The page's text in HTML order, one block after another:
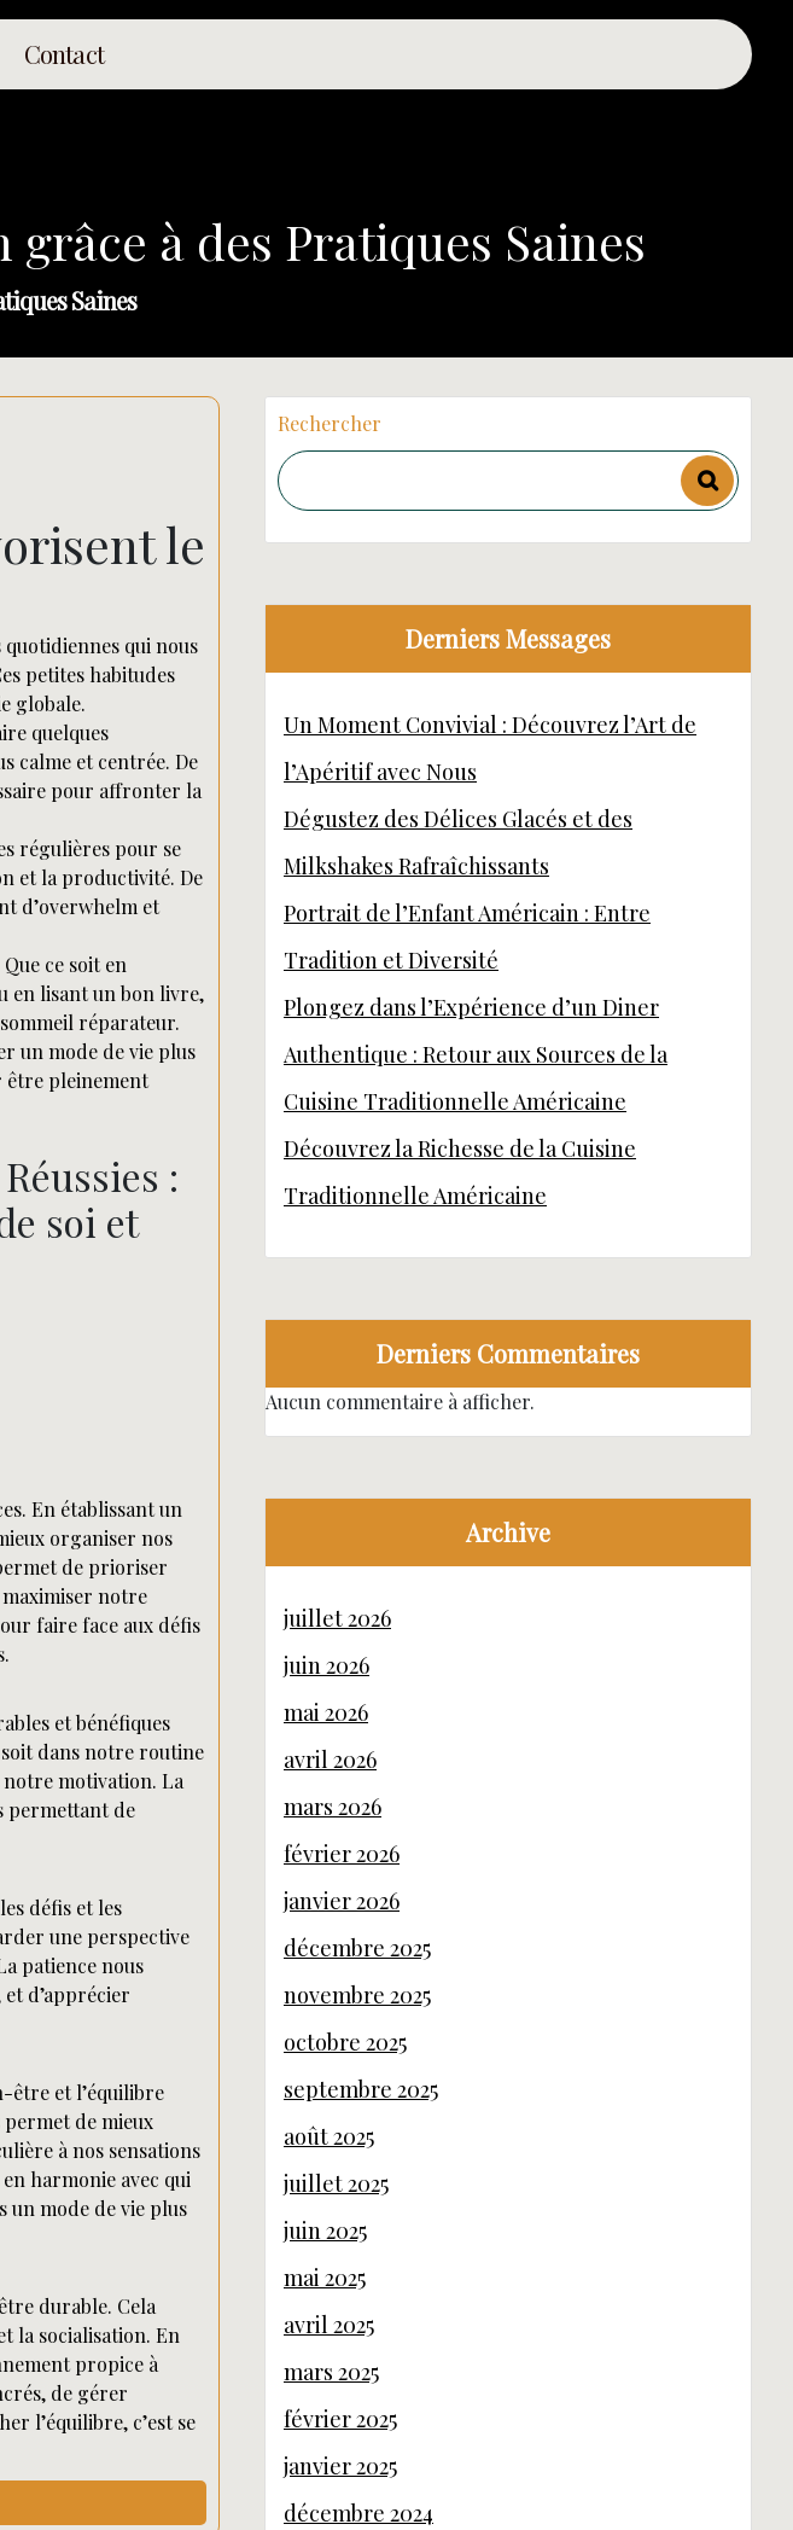
Contact
à des Pratiques Saines
Saines
le
qui nous
petites habitudes
globale.
quelques
calme et centrée. De
pour affronter la
régulières pour se
et la productivité. De
d’overwhelm et
ce soit en
en lisant un bon livre,
réparateur.
un mode de vie plus
être pleinement
:
soi et
En établissant un
organiser nos
de prioriser
notre
faire face aux défis
et bénéfiques
dans notre routine
motivation. La
permettant de
défis et les
une perspective
patience nous
d’apprécier
être et l’équilibre
permet de mieux
à nos sensations
harmonie avec qui
un mode de vie plus
durable. Cela
la socialisation. En
propice à
de gérer
l’équilibre, c’est se
Rechercher
Derniers Messages
Un Moment Convivial : Découvrez l’Art de
l’Apéritif avec Nous
Dégustez des Délices Glacés et des
Milkshakes Rafraîchissants
Portrait de l’Enfant Américain : Entre
Tradition et Diversité
Plongez dans l’Expérience d’un Diner
Authentique : Retour aux Sources de la
Cuisine Traditionnelle Américaine
Découvrez la Richesse de la Cuisine
Traditionnelle Américaine
Derniers Commentaires
Aucun commentaire à afficher.
Archive
juillet 2026
juin 2026
mai 2026
avril 2026
mars 2026
février 2026
janvier 2026
décembre 2025
novembre 2025
octobre 2025
septembre 2025
août 2025
juillet 2025
juin 2025
mai 2025
avril 2025
mars 2025
février 2025
janvier 2025
décembre 2024